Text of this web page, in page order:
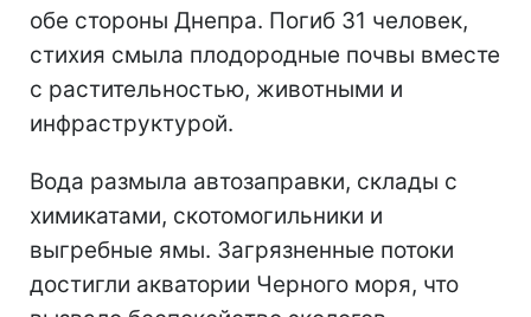
обе стороны Днепра. Погиб 31 человек,
стихия смыла плодородные почвы вместе
с растительностью, животными и
инфраструктурой.
Вода размыла автозаправки, склады с
химикатами, скотомогильники и
выгребные ямы. Загрязненные потоки
достигли акватории Черного моря, что